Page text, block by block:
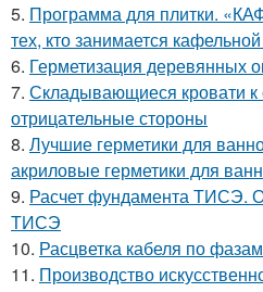
5. Программа для плитки.
тех, кто занимается
6. Герметизация деревянных
7. Складывающиеся кровати
отрицательные стороны
8. Лучшие герметики для
акриловые герметики для
9. Расчет фундамента ТИСЭ.
ТИСЭ
10. Расцветка кабеля по
11. Производство